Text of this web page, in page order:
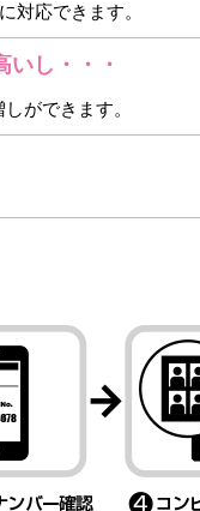
対応できます。
し・・・
ができます。